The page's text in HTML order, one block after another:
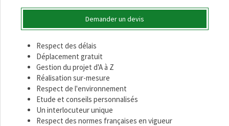
Demander un devis
Respect des délais
Déplacement gratuit
Gestion du projet d'A à Z
Réalisation sur-mesure
Respect de l'environnement
Etude et conseils personnalisés
Un interlocuteur unique
Respect des normes françaises en vigueur